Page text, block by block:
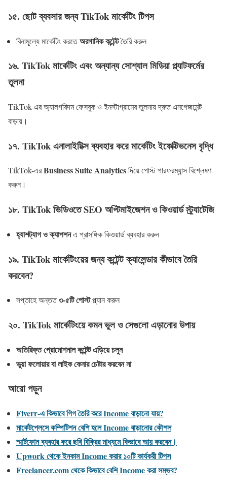
১৫. ছোট ব্যবসার জন্য TikTok মার্কেটিং টিপস
বিনামূল্যে মার্কেটিং করতেঅরগানিক কন্টেন্টতৈরি করুন
১৬. TikTok মার্কেটিং এবং অন্যান্য সোশ্যাল মিডিয়া প্ল্যাটফর্মের
তুলনা
TikTok-এর অ্যালগরিদম ফেসবুক ও ইনস্টাগ্রামের তুলনায় দ্রুত এনগেজমেন্ট
বাড়ায়।
১৭. TikTok এনালাইটিক্স ব্যবহার করে মার্কেটিং ইফেক্টিভনেস বৃদ্ধি
TikTok-এরBusiness Suite Analyticsদিয়ে পোস্ট পারফরম্যান্স বিশ্লেষণ
করুন।
১৮. TikTok ভিডিওতে SEO অপ্টিমাইজেশন ও কিওয়ার্ড স্ট্র্যাটেজি
হ্যাশট্যাগ ও ক্যাপশনএ প্রাসঙ্গিক কিওয়ার্ড ব্যবহার করুন
১৯. TikTok মার্কেটিংয়ের জন্য কন্টেন্ট ক্যালেন্ডার কীভাবে তৈরি
করবেন?
সপ্তাহে অন্তত৩-৫টি পোস্টপ্ল্যান করুন
২০. TikTok মার্কেটিংয়ে কমন ভুল ও সেগুলো এড়ানোর উপায়
অতিরিক্ত প্রোমোশনাল কন্টেন্ট এড়িয়ে চলুন
ভুয়া ফলোয়ার বা লাইক কেনার চেষ্টার করবেন না
আরো পড়ুন
Fiverr-এ কিভাবে গিগ তৈরি করে Income বাড়ানো যায়?
মার্কেটপ্লেসে কম্পিটিশন বেশি হলে Income বাড়ানোর কৌশল
স্মার্টফোন ব্যবহার করে ছবি বিক্রির মাধ্যমে কিভাবে আয় করবেন।
Upwork থেকে ইনকাম Income করার ১০টি কার্যকরী টিপস
Freelancer.com থেকে কিভাবে বেশি Income করা সম্ভব?